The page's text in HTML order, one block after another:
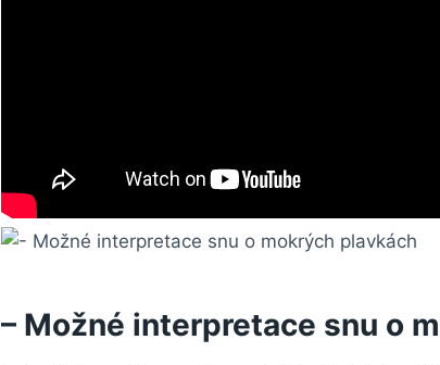
– Možné interpretace snu o